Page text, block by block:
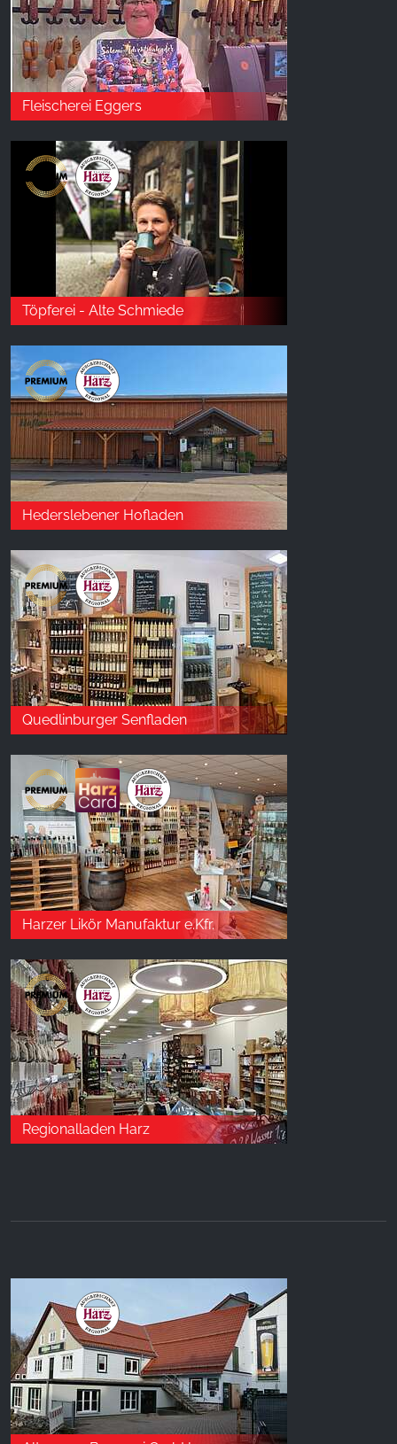
Fleischerei Eggers
Töpferei - Alte Schmiede
Hederslebener Hofladen
Quedlinburger Senfladen
Harzer Likör Manufaktur e.Kfr.
Regionalladen Harz